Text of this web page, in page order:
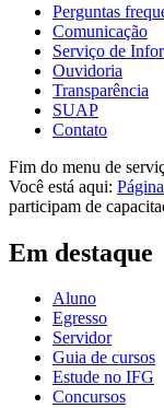
Perguntas
Comunicação
Serviço de
Ouvidoria
Transparência
SUAP
Contato
Fim do menu de
Você está aqui:
participam de
Em destaque
Aluno
Egresso
Servidor
Guia de cursos
Estude no IFG
Concursos